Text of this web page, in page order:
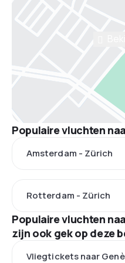
Populaire vluchten
Amsterdam - Zürich
Rotterdam - Zürich
Populaire vluchten
zijn ook gek op deze
Vliegtickets naar